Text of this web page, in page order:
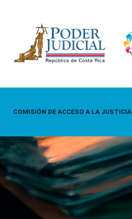
COMISIÓN DE ACCESO A LA JUSTICIA